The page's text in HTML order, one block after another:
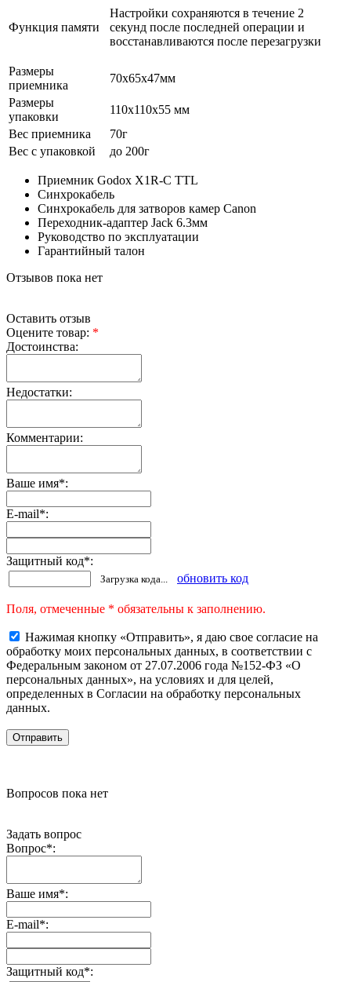
Функция памяти
Настройки сохраняются в течение 2
секунд после последней операции и
восстанавливаются после перезагрузки
Размеры
приемника
70х65х47мм
Размеры
упаковки
110х110х55 мм
Вес приемника
70г
Вес с упаковкой
до 200г
Приемник Godox X1R-C TTL
Синхрокабель
Синхрокабель для затворов камер Canon
Переходник-адаптер Jack 6.3мм
Руководство по эксплуатации
Гарантийный талон
Отзывов пока нет
Оставить отзыв
Оцените товар: *
Достоинства:
Недостатки:
Комментарии:
Ваше имя*:
E-mail*:
Защитный код*:
Загрузка кода... обновить код
Поля, отмеченные * обязательны к заполнению.
Нажимая кнопку «Отправить», я даю свое согласие на
обработку моих персональных данных, в соответствии с
Федеральным законом от 27.07.2006 года №152-ФЗ «О
персональных данных», на условиях и для целей,
определенных в Согласии на обработку персональных
данных.
Вопросов пока нет
Задать вопрос
Вопрос*:
Ваше имя*:
E-mail*:
Защитный код*: